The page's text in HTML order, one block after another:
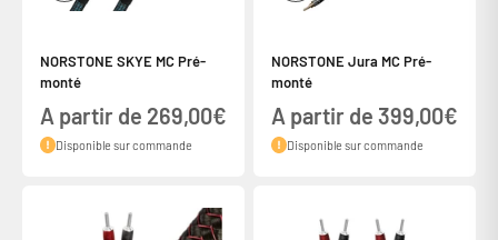
NORSTONE SKYE MC Pré-
monté
Prix de vente
A partir de 269,00€
Disponible sur commande
NORSTONE Jura MC Pré-
monté
Prix de vente
A partir de 399,00€
Disponible sur commande